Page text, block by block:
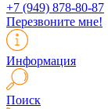
+7 (949) 878-80-87
Перезвоните мне!
Информация
Поиск